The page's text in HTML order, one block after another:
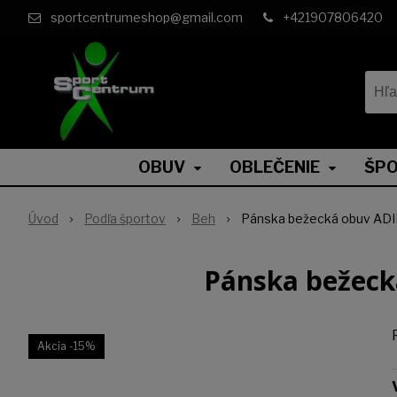
sportcentrumeshop@gmail.com +421907806420
OBUV OBLEČENIE
Úvod Podľa športov Beh Pánska bežecká obuv
Pánska
Akcia -15%